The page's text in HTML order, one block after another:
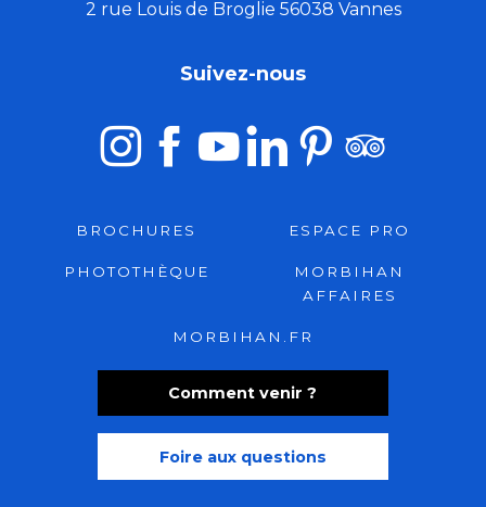
2 rue Louis de Broglie 56038 Vannes
Comment venir ?
Foire aux questions
Suivez-nous
BROCHURES ESPACE PRO
PHOTOTHÈQUE
MORBIHAN
AFFAIRES
MORBIHAN.FR